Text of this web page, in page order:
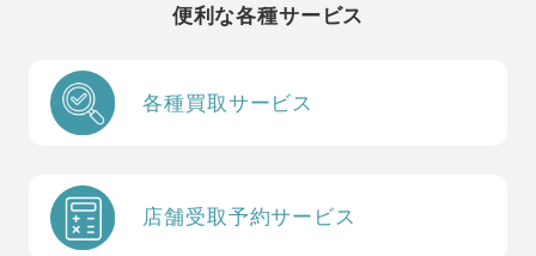
便利な各種サービス
各種買取サービス
店舗受取予約サービス